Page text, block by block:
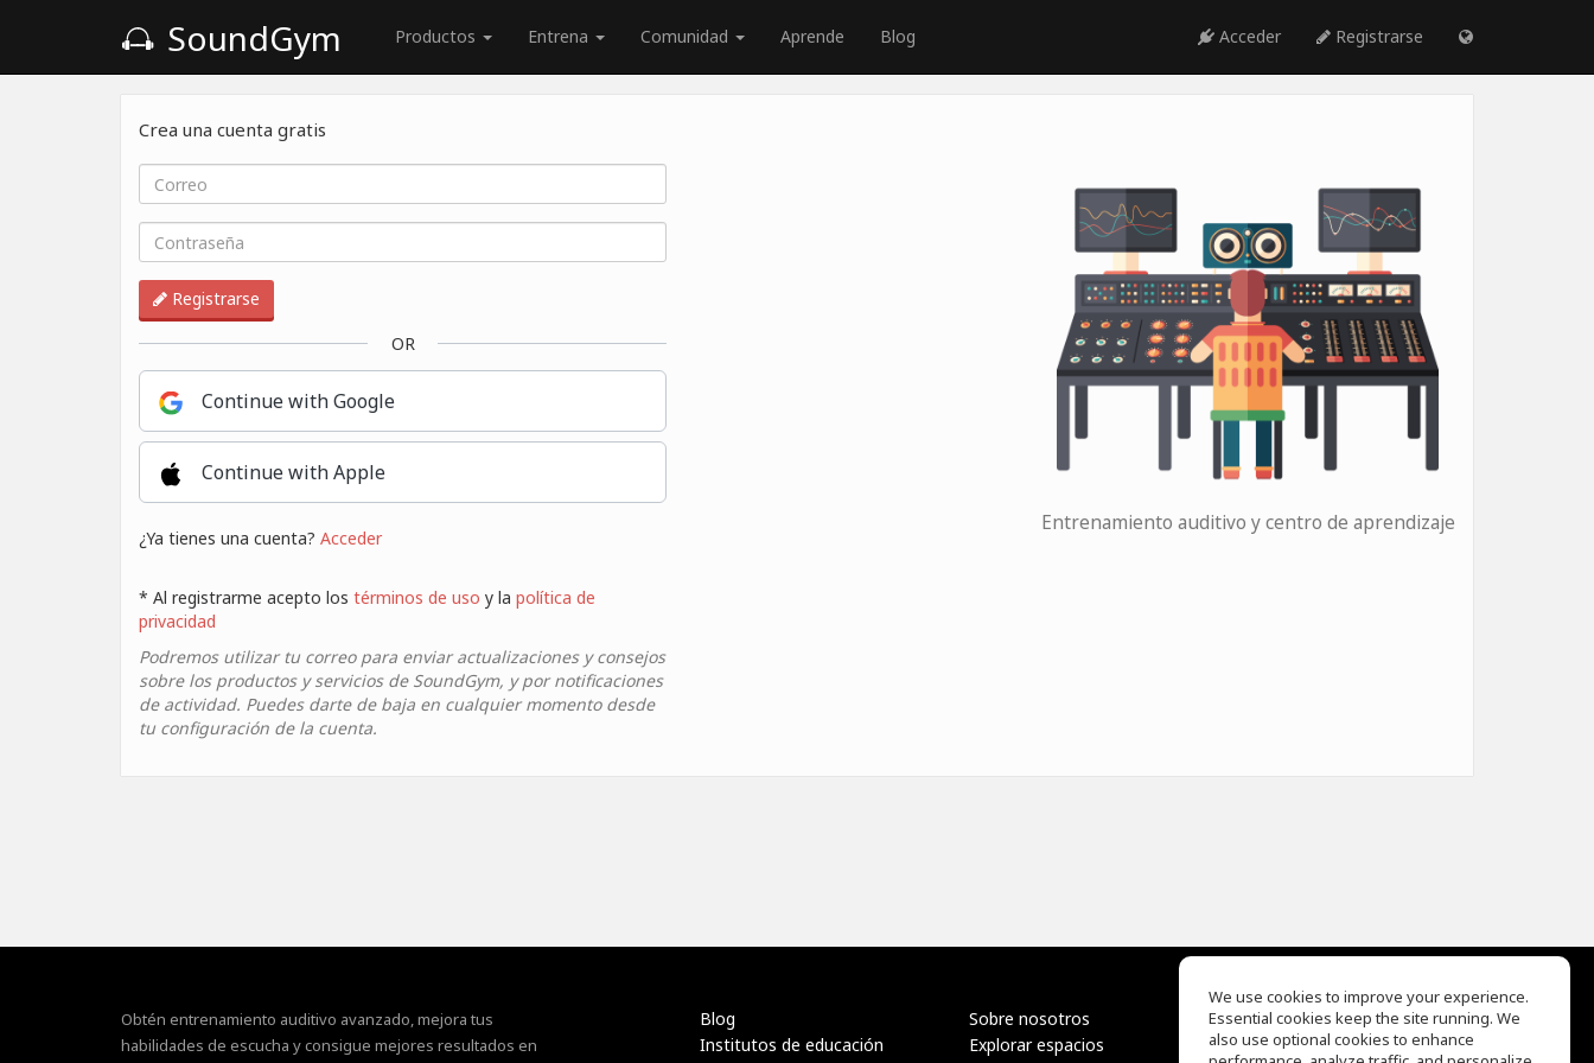
SoundGym Productos Entrena Comunidad Aprende Blog Acceder Registrarse
Crea una cuenta gratis
Registrarse
OR
Continue with Google
Continue with Apple
¿Ya tienes una cuenta? Acceder
* Al registrarme acepto los términos de uso y la política de
privacidad
Podremos utilizar tu correo para enviar actualizaciones y consejos
sobre los productos y servicios de SoundGym, y por notificaciones
de actividad. Puedes darte de baja en cualquier momento desde
tu configuración de la cuenta.
Entrenamiento auditivo y centro de aprendizaje
Obtén entrenamiento auditivo avanzado, mejora tus
habilidades de escucha y consigue mejores resultados en
Blog
Institutos de educación
Sobre nosotros
Explorar espacios
EQ Ear Training
Drum Machine
We use cookies to improve your experience.
Essential cookies keep the site running. We
also use optional cookies to enhance